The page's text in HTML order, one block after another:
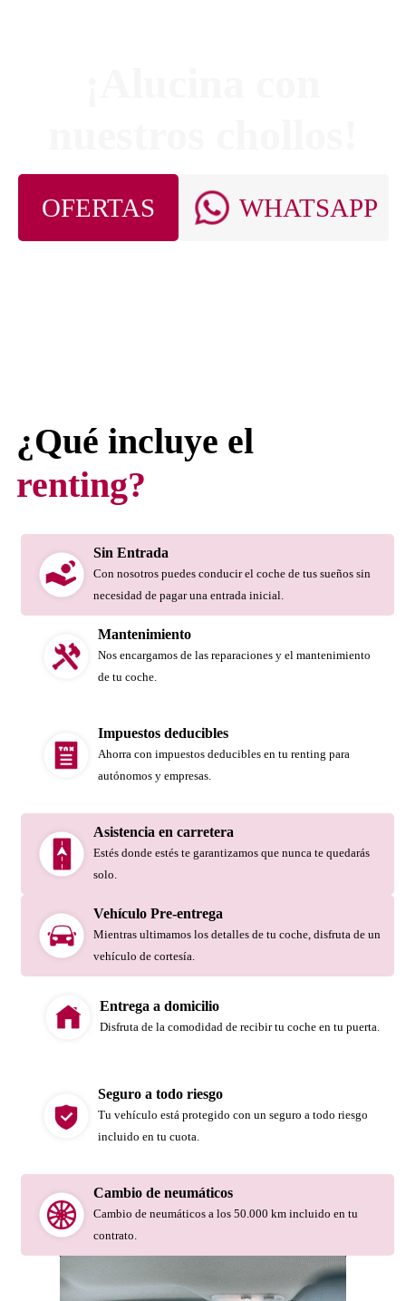
OFERTAS WHATSAPP
¿Qué incluye el
renting?
Sin Entrada
Con nosotros puedes conducir el coche de tus sueños sin
necesidad de pagar una entrada inicial.
Mantenimiento
Nos encargamos de las reparaciones y el mantenimiento
de tu coche.
Impuestos deducibles
Ahorra con impuestos deducibles en tu renting para
autónomos y empresas.
Asistencia en carretera
Estés donde estés te garantizamos que nunca te quedarás
solo.
Vehículo Pre-entrega
Mientras ultimamos los detalles de tu coche, disfruta de un
vehículo de cortesía.
Entrega a domicilio
Disfruta de la comodidad de recibir tu coche en tu puerta.
Seguro a todo riesgo
Tu vehículo está protegido con un seguro a todo riesgo
incluido en tu cuota.
Cambio de neumáticos
Cambio de neumáticos a los 50.000 km incluido en tu
contrato.